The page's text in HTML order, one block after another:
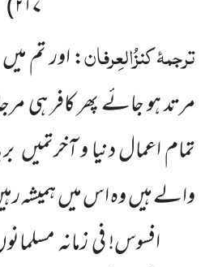
۲۱۷)
ترجمۂکنزُالعِرفان: اور تم میں
مرتد ہوجائے پھر کافر ہی
تمام اعمال دنیا و آخرتمیں
والے ہیںوہ اس میںہمیشہ
افسوس! فی زمانہ